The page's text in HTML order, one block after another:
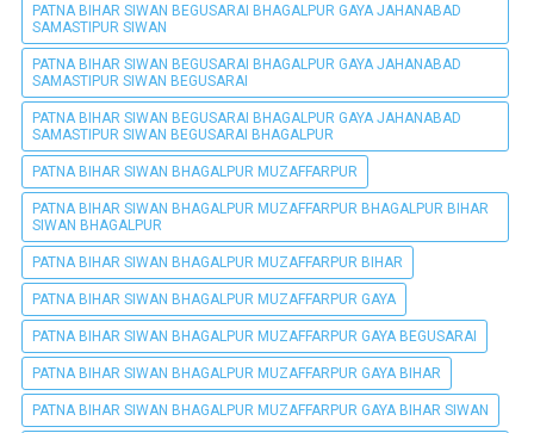
PATNA BIHAR SIWAN BEGUSARAI BHAGALPUR GAYA JAHANABAD
SAMASTIPUR SIWAN
PATNA BIHAR SIWAN BEGUSARAI BHAGALPUR GAYA JAHANABAD
SAMASTIPUR SIWAN BEGUSARAI
PATNA BIHAR SIWAN BEGUSARAI BHAGALPUR GAYA JAHANABAD
SAMASTIPUR SIWAN BEGUSARAI BHAGALPUR
PATNA BIHAR SIWAN BHAGALPUR MUZAFFARPUR
PATNA BIHAR SIWAN BHAGALPUR MUZAFFARPUR BHAGALPUR BIHAR
SIWAN BHAGALPUR
PATNA BIHAR SIWAN BHAGALPUR MUZAFFARPUR BIHAR
PATNA BIHAR SIWAN BHAGALPUR MUZAFFARPUR GAYA
PATNA BIHAR SIWAN BHAGALPUR MUZAFFARPUR GAYA BEGUSARAI
PATNA BIHAR SIWAN BHAGALPUR MUZAFFARPUR GAYA BIHAR
PATNA BIHAR SIWAN BHAGALPUR MUZAFFARPUR GAYA BIHAR SIWAN